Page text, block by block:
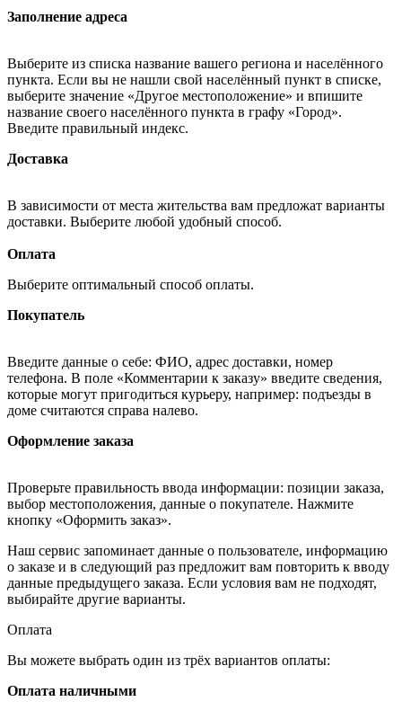
Заполнение адреса
Выберите из списка название вашего региона и населённого
пункта. Если вы не нашли свой населённый пункт в списке,
выберите значение «Другое местоположение» и впишите
название своего населённого пункта в графу «Город».
Введите правильный индекс.
Доставка
В зависимости от места жительства вам предложат варианты
доставки. Выберите любой удобный способ.
Оплата
Выберите оптимальный способ оплаты.
Покупатель
Введите данные о себе: ФИО, адрес доставки, номер
телефона. В поле «Комментарии к заказу» введите сведения,
которые могут пригодиться курьеру, например: подъезды в
доме считаются справа налево.
Оформление заказа
Проверьте правильность ввода информации: позиции заказа,
выбор местоположения, данные о покупателе. Нажмите
кнопку «Оформить заказ».
Наш сервис запоминает данные о пользователе, информацию
о заказе и в следующий раз предложит вам повторить к вводу
данные предыдущего заказа. Если условия вам не подходят,
выбирайте другие варианты.
Оплата
Вы можете выбрать один из трёх вариантов оплаты:
Оплата наличными